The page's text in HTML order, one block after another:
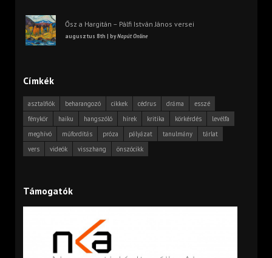
Ősz a Hargitán – Pálfi István János versei
augusztus 8th | byNapút Online
Címkék
asztalfiók beharangozó cikkek cédrus dráma
esszé
fénykör
haiku hangszóló hírek kritika körkérdés
levélfa
meghívó
műfordítás próza pályázat tanulmány
tárlat
vers
videók visszhang önszócikk
Támogatók